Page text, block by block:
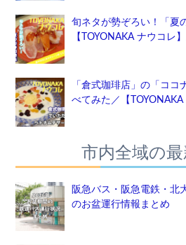
旬ネタが勢ぞろい！「夏
【TOYONAKA ナウコレ
「倉式珈琲店」の「コ
べてみた／【
市内全域の
阪急バス・阪急電鉄・北
のお盆運行情報まとめ